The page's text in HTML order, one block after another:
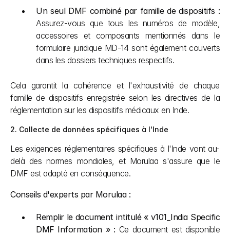
Un seul DMF combiné par famille de dispositifs :
Assurez-vous que tous les numéros de modèle,
accessoires et composants mentionnés dans le
formulaire juridique MD-14 sont également couverts
dans les dossiers techniques respectifs.
Cela garantit la cohérence et l'exhaustivité de chaque
famille de dispositifs enregistrée selon les directives de la
réglementation sur les dispositifs médicaux en Inde.
2. Collecte de données spécifiques à l'Inde
Les exigences réglementaires spécifiques à l'Inde vont au-
delà des normes mondiales, et Morulaa s'assure que le
DMF est adapté en conséquence.
Conseils d'experts par Morulaa :
Remplir le document intitulé « v101_India Specific
DMF Information » : Ce document est disponible